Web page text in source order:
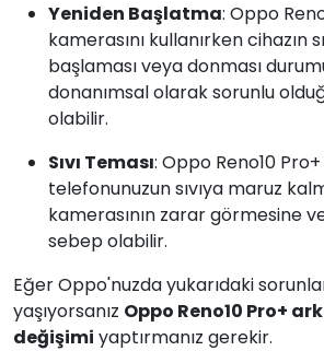
Yeniden Başlatma: Oppo
kamerasını kullanırken cihazın
başlaması veya donması
donanımsal olarak sorunlu
olabilir.
Sıvı Teması: Oppo Reno10
telefonunuzun sıvıya maruz
kamerasının zarar görmesine
sebep olabilir.
Eğer Oppo'nuzda yukarıdaki
yaşıyorsanız Oppo Reno10 Pro+
değişimi yaptırmanız gerekir.